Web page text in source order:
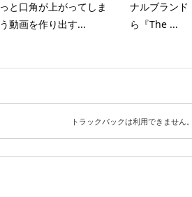
っと口角が上がってしま
う動画を作り出す...
ナルブランド
ら『The ...
トラックバックは利用できません。